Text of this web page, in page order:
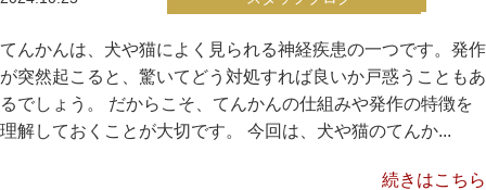
てんかんは、犬や猫によく見られる神経疾患の一つです。発作
が突然起こると、驚いてどう対処すれば良いか戸惑うこともあ
るでしょう。 だからこそ、てんかんの仕組みや発作の特徴を
理解しておくことが大切です。 今回は、犬や猫のてんか...
続きはこちら